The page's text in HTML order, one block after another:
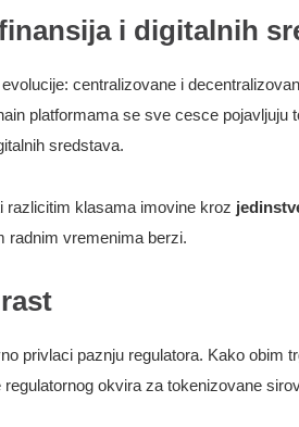
i digitalnih
centralizovane i
platformama se sve cesce
sredstava.
razlicitim klasama imovine kroz
radnim vremenima berzi.
privlaci paznju regulatora. Kako obim
okvira za tokenizovane